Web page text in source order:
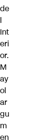
de
l
Int
eri
or.
M
ay
ol
ar
gu
m
en